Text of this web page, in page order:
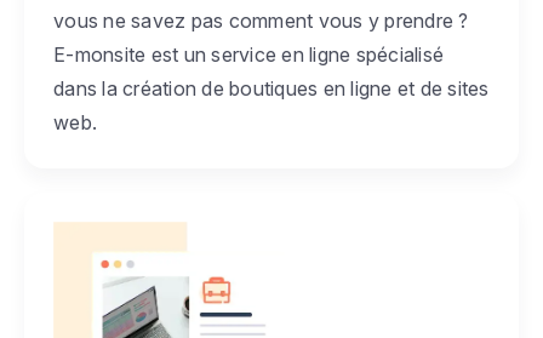
vous ne savez pas comment vous y prendre ?
E-monsite est un service en ligne spécialisé
dans la création de boutiques en ligne et de sites
web.